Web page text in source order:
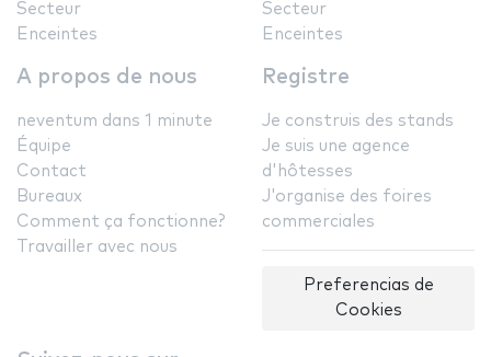
Secteur
Enceintes
Secteur
Enceintes
A propos de nous
neventum dans 1 minute
Équipe
Contact
Bureaux
Comment ça fonctionne?
Travailler avec nous
Registre
Je construis des stands
Je suis une agence
d'hôtesses
J'organise des foires
commerciales
Preferencias de
Cookies